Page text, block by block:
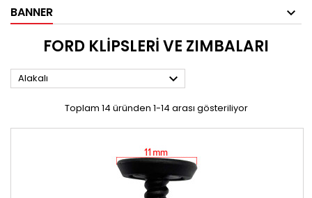
BANNER
FORD KLIPSLERI VE ZIMBALARI
Alakalı 
Toplam 14 üründen 1-14 arası gösteriliyor